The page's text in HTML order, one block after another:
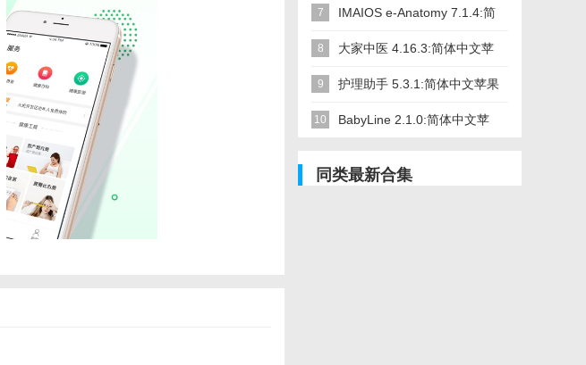
苹果版app软件下载
7 IMAIOS e-Anatomy 7.1.4:简
体中文苹果版app软件下载
8 大家中医 4.16.3:简体中文苹
果版app软件下载
9 护理助手 5.3.1:简体中文苹果
版app软件下载
10 BabyLine 2.1.0:简体中文苹
同类最新合集